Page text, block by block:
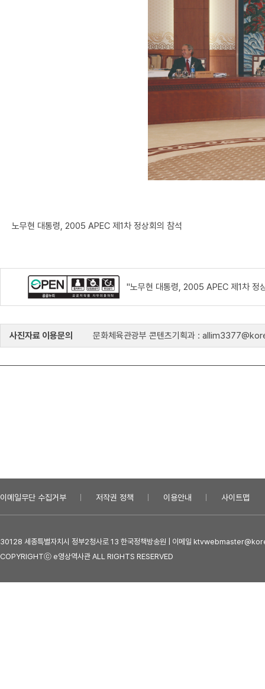
노무현 대통령, 2005 APEC 제1차 정상회의 참석
"노무현 대통령, 2005 APEC 제1차 정
사진자료 이용문의 문화체육관광부 콘텐츠기획과 :
이메일무단 수집거부 저작권 정책 이용안내 사이트맵
30128 세종특별자치시 정부2청사로 13 한국정책방송원 | 이메일
COPYRIGHTⓒ e영상역사관 ALL RIGHTS RESERVED